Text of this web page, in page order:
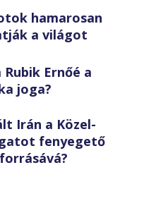
hamarosan
a világot
Ernőé a
joga?
Irán a Közel-
fenyegető